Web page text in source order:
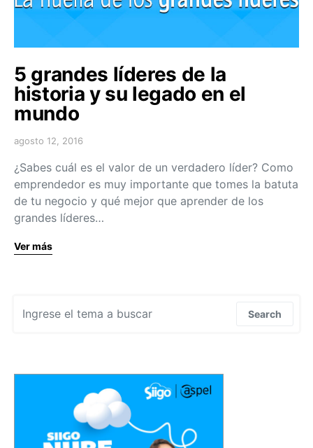
5 grandes líderes de la
historia y su legado en el
mundo
agosto 12, 2016
¿Sabes cuál es el valor de un verdadero líder? Como
emprendedor es muy importante que tomes la batuta
de tu negocio y qué mejor que aprender de los
grandes líderes…
Ver más
Search